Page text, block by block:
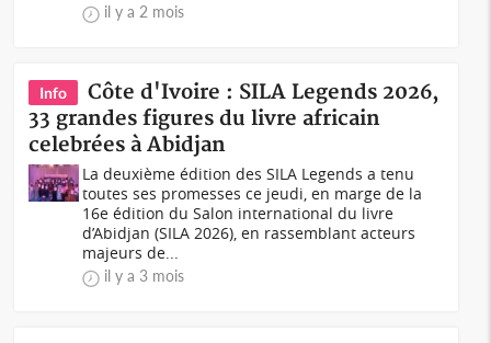
il y a 2 mois
Info
Côte d'Ivoire : SILA Legends 2026,
33 grandes figures du livre africain
celebrées à Abidjan
La deuxième édition des SILA Legends a tenu
toutes ses promesses ce jeudi, en marge de la
16e édition du Salon international du livre
d’Abidjan (SILA 2026), en rassemblant acteurs
majeurs de...
il y a 3 mois